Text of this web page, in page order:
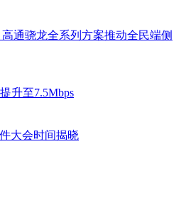
通骁龙全系列方案推动全民端侧
升至7.5Mbps
大会时间揭晓